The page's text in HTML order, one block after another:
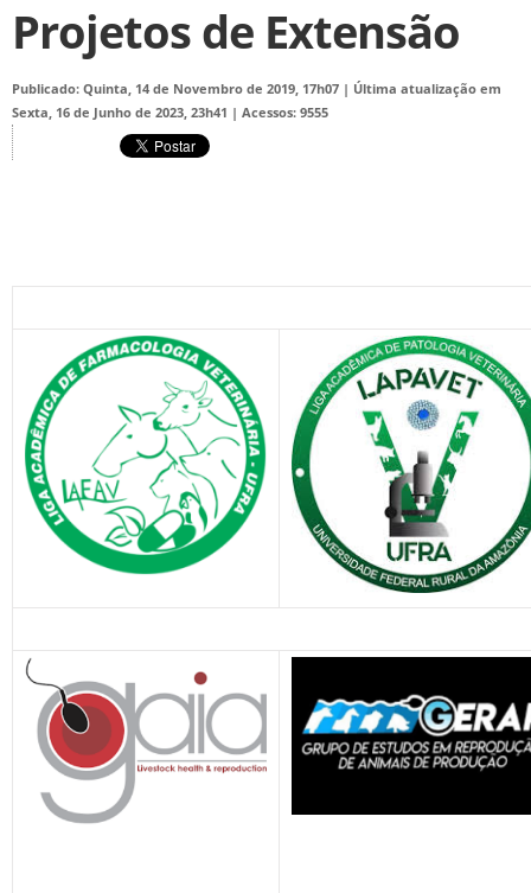
Projetos de Extensão
Publicado: Quinta, 14 de Novembro de 2019, 17h07 | Última atualização em
Sexta, 16 de Junho de 2023, 23h41 | Acessos: 9555